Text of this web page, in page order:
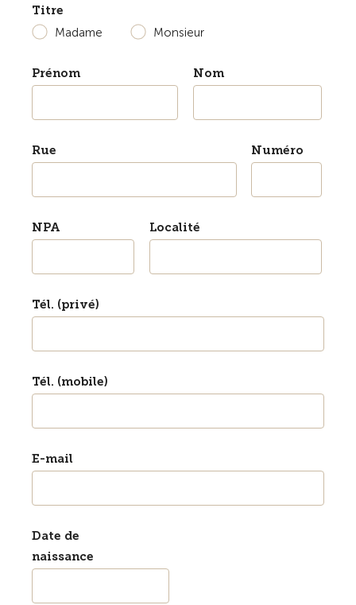
Titre
Madame
Monsieur
Prénom Nom
Rue Numéro
NPA Localité
Tél. (privé)
Tél. (mobile)
E-mail
Date de
naissance